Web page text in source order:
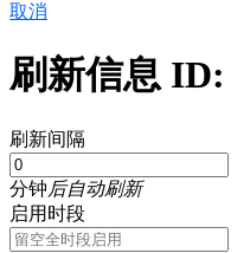
取消
刷新信息 ID:
刷新间隔
分钟后自动刷新
启用时段